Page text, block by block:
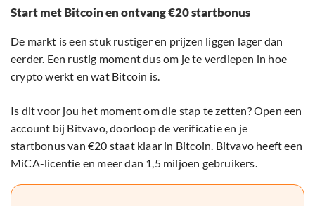
Start met Bitcoin en ontvang €20 startbonus
De markt is een stuk rustiger en prijzen liggen lager dan
eerder. Een rustig moment dus om je te verdiepen in hoe
crypto werkt en wat Bitcoin is.
Is dit voor jou het moment om die stap te zetten? Open een
account bij Bitvavo, doorloop de verificatie en je
startbonus van €20 staat klaar in Bitcoin. Bitvavo heeft een
MiCA-licentie en meer dan 1,5 miljoen gebruikers.